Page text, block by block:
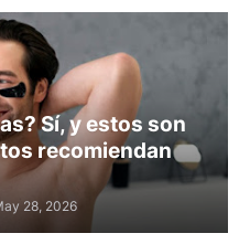
Sí, y estos son
recomiendan
28, 2026